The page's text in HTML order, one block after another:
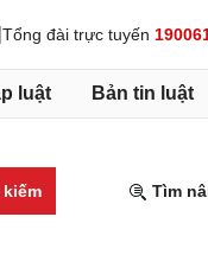
Tổng đài trực tuyến
luật Bản tin luật
kiếm Tìm